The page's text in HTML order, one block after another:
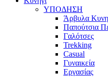
ΥΠΟΔΗΣΗ
Άρβυλα
Παπούτσια
Γαλότσες
Trekking
Casual
Γυναικεία
Εργασίας